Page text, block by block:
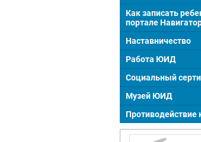
Как записать
портале
Наставничество
Работа ЮИД
Социальный
Музей ЮИД
Противодействие